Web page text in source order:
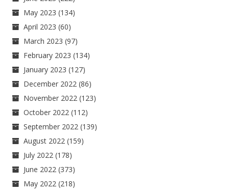
May 2023 (134)
April 2023 (60)
March 2023 (97)
February 2023 (134)
January 2023 (127)
December 2022 (86)
November 2022 (123)
October 2022 (112)
September 2022 (139)
August 2022 (159)
July 2022 (178)
June 2022 (373)
May 2022 (218)